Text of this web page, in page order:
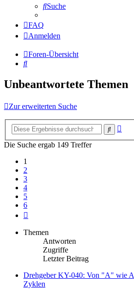
Suche
FAQ
Anmelden
Foren-Übersicht
Suche
Unbeantwortete Themen
Zur erweiterten Suche
Suche
Die Suche ergab 149 Treffer
1
2
3
4
5
6
Themen
Antworten
Zugriffe
Letzter Beitrag
Drehgeber KY-040: Von "A" wie
Zyklen